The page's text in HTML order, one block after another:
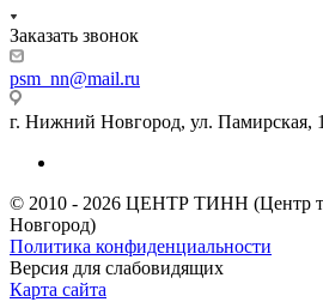
Заказать звонок
psm_nn@mail.ru
г. Нижний Новгород, ул. Памирская,
© 2010 - 2026 ЦЕНТР ТИНН (Центр
Новгород)
Политика конфиденциальности
Версия для слабовидящих
Карта сайта